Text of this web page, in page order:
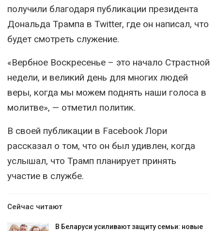
получили благодаря публикации президента
Дональда Трампа в Twitter, где он написал, что
будет смотреть служение.
«Вербное Воскресенье – это начало Страстной
недели, и великий день для многих людей
веры, когда мы можем поднять наши голоса в
молитве», — отметил политик.
В своей публикации в Facebook Лори
рассказал о том, что он был удивлен, когда
услышал, что Трамп планирует принять
участие в службе.
Сейчас читают
В Беларуси усиливают защиту семьи: новые